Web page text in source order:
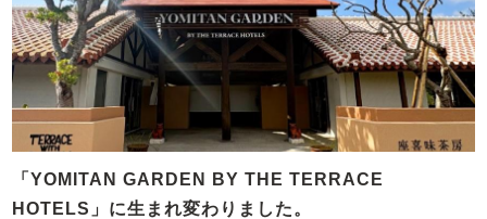
「YOMITAN GARDEN BY THE TERRACE
HOTELS」に生まれ変わりました。